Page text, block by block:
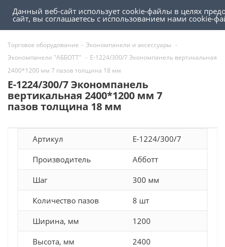
0
0
Торговое оборудование - Экономпанели и аксессуары -
Экономпанели "АББОТТ" - E-1224/300/7 Экономпанель вертикальная
2400*1200 мм 7 пазов толщина 18 мм
E-1224/300/7 Экономпанель
вертикальная 2400*1200 мм 7
пазов толщина 18 мм
Артикул E-1224/300/7
Производитель Абботт
Шаг 300 мм
Количество пазов 8 шт
Ширина, мм 1200
Высота, мм 2400
Данный веб-сайт использует cookie-файлы в целях
сайт, вы соглашаетесь с использованием нами